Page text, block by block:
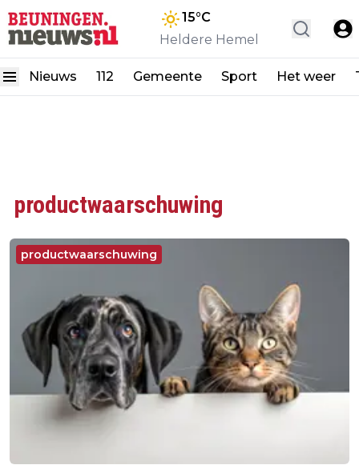
15°C
Heldere Hemel
Nieuws 112 Gemeente Sport Het weer
productwaarschuwing
productwaarschuwing